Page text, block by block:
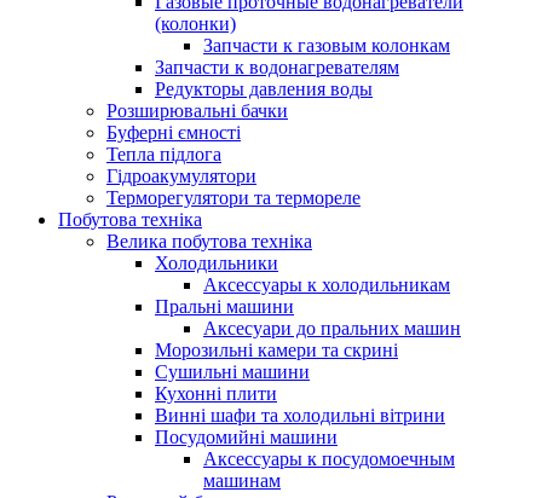
(колонки)
Запчасти к газовым колонкам
Запчасти к водонагревателям
Редукторы давления воды
Розширювальні бачки
Буферні ємності
Тепла підлога
Гідроакумулятори
Терморегулятори та термореле
Побутова техніка
Велика побутова техніка
Холодильники
Аксессуары к холодильникам
Пральні машини
Аксесуари до пральних машин
Морозильні камери та скрині
Сушильні машини
Кухонні плити
Винні шафи та холодильні вітрини
Посудомийні машини
Аксессуары к посудомоечным
машинам